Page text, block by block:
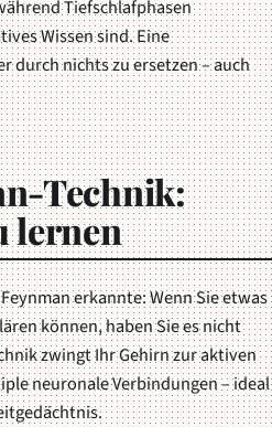
Tiefschlafphasen
Wissen sind. Eine
durch nichts zu ersetzen – auch
Technik:
lernen
erkannte: Wenn Sie etwas
können, haben Sie es nicht
zwingt Ihr Gehirn zur aktiven
neuronale Verbindungen – ideal